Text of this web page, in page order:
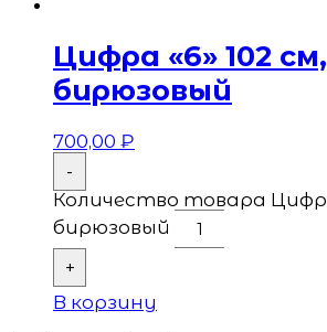
Цифра «6» 102 см,
бирюзовый
700,00 ₽
-
Количество товара
бирюзовый
+
В корзину